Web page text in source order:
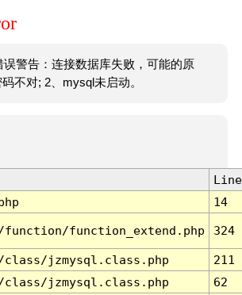
误警告：连接数据库失败，可能的原
不对; 2、mysql未启动。
Line
14
function/function_extend.php 324
class/jzmysql.class.php
211
class/jzmysql.class.php
62